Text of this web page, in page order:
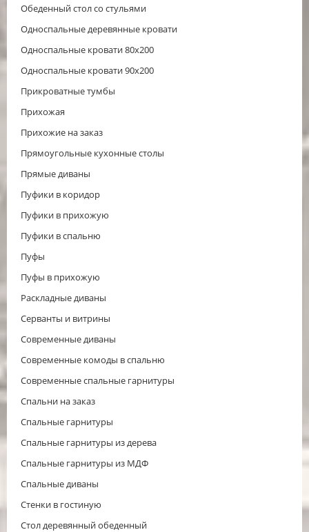
Обеденный стол со стульями
Односпальные деревянные кровати
Односпальные кровати 80х200
Односпальные кровати 90х200
Прикроватные тумбы
Прихожая
Прихожие на заказ
Прямоугольные кухонные столы
Прямые диваны
Пуфики в коридор
Пуфики в прихожую
Пуфики в спальню
Пуфы
Пуфы в прихожую
Раскладные диваны
Серванты и витрины
Современные диваны
Современные комоды в спальню
Современные спальные гарнитуры
Спальни на заказ
Спальные гарнитуры
Спальные гарнитуры из дерева
Спальные гарнитуры из МДФ
Спальные диваны
Стенки в гостиную
Стол деревянный обеденный